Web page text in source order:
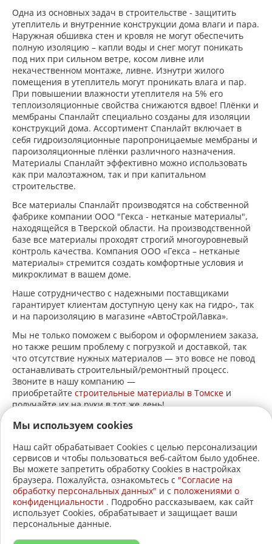
Одна из основных задач в строительстве - защитить
утеплитель и внутренние конструкции дома влаги и пара.
Наружная обшивка стен и кровля не могут обеспечить
полную изоляцию – капли воды и снег могут поникать
под них при сильном ветре, косом ливне или
некачественном монтаже, ливне. Изнутри жилого
помещения в утеплитель могут проникать влага и пар.
При повышении влажности утеплителя на 5% его
теплоизоляционные свойства снижаются вдвое! Плёнки и
мембраны Спанлайт специально созданы для изоляции
конструкций дома. Ассортимент Спанлайт включает в
себя гидроизоляционные паропроницаемые мембраны и
пароизоляционные плёнки различного назначения.
Материалы Спанлайт эффективно можно использовать
как при малоэтажном, так и при капитальном
строительстве.
Все материалы Спанлайт производятся на собственной
фабрике компании ООО "Гекса - нетканые материалы",
находящейся в Тверской области. На производственной
базе все материалы проходят строгий многоуровневый
контроль качества. Компания ООО «Гекса – нетканые
материалы» стремится создать комфортные условия и
микроклимат в вашем доме.
Наше сотрудничество с надежными поставщиками
гарантирует клиентам доступную цену как на гидро-, так
и на пароизоляцию в магазине «АвтоСтройЛавка».
Мы не только поможем с выбором и оформлением заказа,
но также решим проблему с погрузкой и доставкой, так
что отсутствие нужных материалов — это вовсе не повод
останавливать строительный/ремонтный процесс.
Звоните в нашу компанию —
приобретайте строительные материалы в Томске и
получайте их на руки в тот же день!
+7 (3822)22-17-60
+7 (3822)21-30-30
2005-2026 © АвтоСтройЛавка.
Меню
Мы используем cookies
Наш сайт обрабатывает Cookies с целью персонализации
сервисов и чтобы пользоваться веб-сайтом было удобнее.
Вы можете запретить обработку Cookies в настройках
браузера. Пожалуйста, ознакомьтесь с "Согласие на
обработку персональных данных" и c положениями о
конфиденциальности . Подробно рассказываем, как сайт
использует Cookies, обрабатывает и защищает ваши
персональные данные.